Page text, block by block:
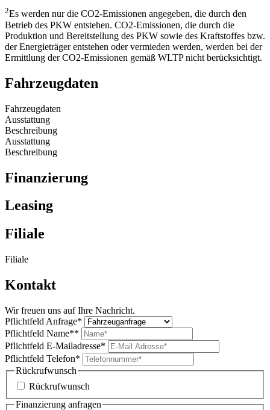
2Es werden nur die CO2-Emissionen angegeben, die durch den
Betrieb des PKW entstehen. CO2-Emissionen, die durch die
Produktion und Bereitstellung des PKW sowie des Kraftstoffes bzw.
der Energieträger entstehen oder vermieden werden, werden bei der
Ermittlung der CO2-Emissionen gemäß WLTP nicht berücksichtigt.
Fahrzeugdaten
Fahrzeugdaten
Ausstattung
Beschreibung
Ausstattung
Beschreibung
Finanzierung
Leasing
Filiale
Filiale
Kontakt
Wir freuen uns auf Ihre Nachricht.
Pflichtfeld Anfrage*
Pflichtfeld Name**
Pflichtfeld E-Mailadresse*
Pflichtfeld Telefon*
Rückrufwunsch
Rückrufwunsch
Finanzierung anfragen